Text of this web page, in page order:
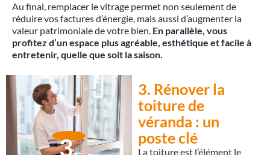
Au final, remplacer le vitrage permet non seulement de
réduire vos factures d’énergie, mais aussi d’augmenter la
valeur patrimoniale de votre bien. En parallèle, vous
profitez d’un espace plus agréable, esthétique et facile à
entretenir, quelle que soit la saison.
3.
3. Rénover la
toiture de
véranda : un
poste clé
La toiture est l’élément le